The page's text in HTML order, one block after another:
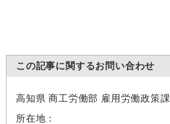
この記事に関するお問い合わせ
高知県 商工労働部 雇用労働政策課
所在地：